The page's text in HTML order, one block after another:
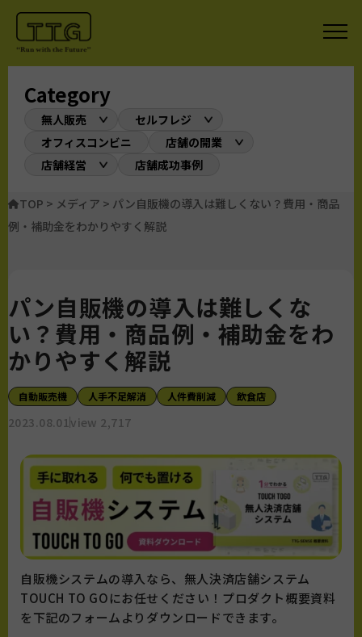
Category
無人販売
セルフレジ
オフィスコンビニ
店舗の開業
店舗経営
店舗成功事例
TOP > メディア > パン自販機の導入は難しくない？費用・商品
例・補助金をわかりやすく解説
パン自販機の導入は難しくな
い？費用・商品例・補助金をわ
かりやすく解説
自動販売機 人手不足解消 人件費削減 飲食店
2023.08.01view 2,717
自販機システムの導入なら、無人決済店舗システム
TOUCH TO GOにお任せください！プロダクト概要資料
を下記のフォームよりダウンロードできます。